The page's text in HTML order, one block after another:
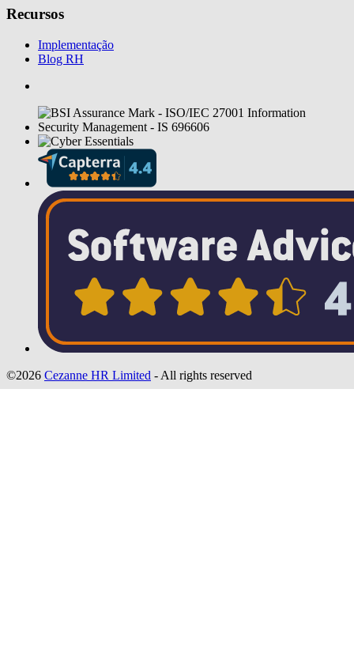
Recursos
Implementação
Blog RH
©2026 Cezanne HR Limited - All rights reserved